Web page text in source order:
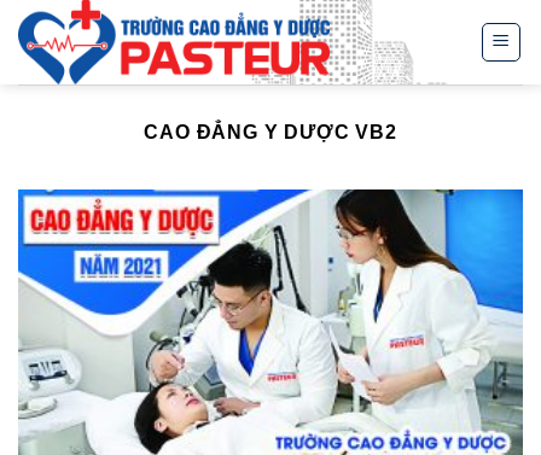
Skip
content
CAO ĐẲNG Y DƯỢC VB2